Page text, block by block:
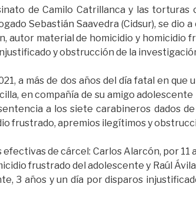
de Camilo Catrillanca y las torturas
Sebastián Saavedra (Cidsur), se dio
autor material de homicidio y homicidio
y obstrucción de la
a más de dos años del día fatal en que
en compañía de su amigo adolescente
a los siete carabineros dados
frustrado, apremios ilegítimos y
de cárcel: Carlos Alarcón, por 11
frustrado del adolescente y Raúl
3 años y un día por disparos